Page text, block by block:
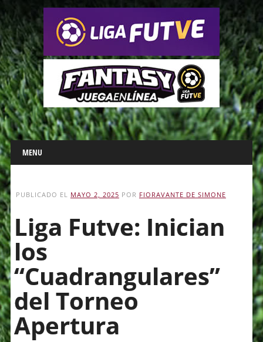
Main menu
Skip
to
content
MENU
PUBLICADO EL MAYO 2, 2025 POR FIORAVANTE DE SIMONE
Liga Futve: Inician
los
“Cuadrangulares”
del Torneo
Apertura